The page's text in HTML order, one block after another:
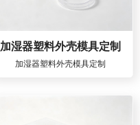
加湿器塑料外壳模具定制
加湿器塑料外壳模具定制